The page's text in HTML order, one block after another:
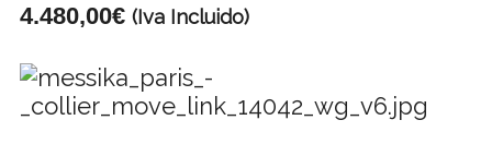
4.480,00€ (Iva Incluido)